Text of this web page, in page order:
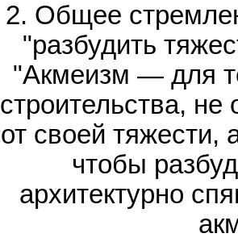
2. Общее
"разбудить
"Акмеизм — для
строительства,
от своей тяжести,
чтобы
архитектурно